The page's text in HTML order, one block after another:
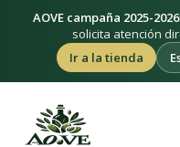
AOVE campaña 2025-2026
solicita atención
Ir a la tienda
contenido
de
entradas